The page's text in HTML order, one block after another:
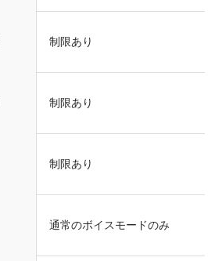
制限あり
制限あり
制限あり
通常のボイスモードのみ